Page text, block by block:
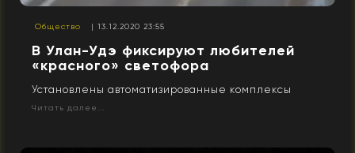
Общество | 13.12.2020 23:55
В Улан-Удэ фиксируют любителей
«красного» светофора
Установлены автоматизированные комплексы
Читать далее...